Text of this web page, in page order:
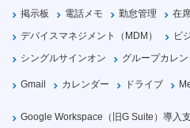
掲示板
電話メモ 勤怠管理
在
デバイスマネジメント（MDM）
ビ
シングルサインオン
グループカレ
Gmail カレンダー ドライブ
Google Workspace（旧G Suite）導入